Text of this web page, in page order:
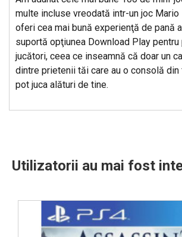
multe incluse vreodată intr-un joc Mario
oferi cea mai bună experienţă de pană
suportă opţiunea Download Play pentru
jucători, ceea ce inseamnă că doar un
dintre prietenii tăi care au o consolă
pot juca alături de tine.
Utilizatorii au mai fost